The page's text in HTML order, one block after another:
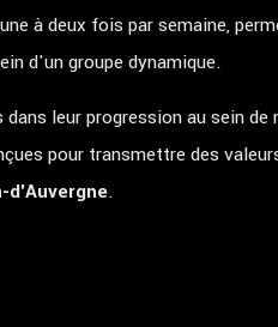
à deux fois par semaine,
d'un groupe dynamique.
leur progression au sein
pour transmettre des
d'Auvergne.